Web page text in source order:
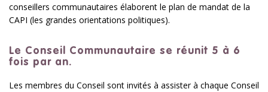
conseillers communautaires élaborent le plan de mandat de la
CAPI (les grandes orientations politiques).
Le Conseil Communautaire se réunit 5 à 6
fois par an.
Les membres du Conseil sont invités à assister à chaque Conseil